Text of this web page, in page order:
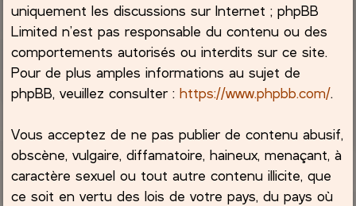
uniquement les discussions sur Internet ; phpBB
Limited n’est pas responsable du contenu ou des
comportements autorisés ou interdits sur ce site.
Pour de plus amples informations au sujet de
phpBB, veuillez consulter :https://www.phpbb.com/.
Vous acceptez de ne pas publier de contenu abusif,
obscène, vulgaire, diffamatoire, haineux, menaçant, à
caractère sexuel ou tout autre contenu illicite, que
ce soit en vertu des lois de votre pays, du pays où